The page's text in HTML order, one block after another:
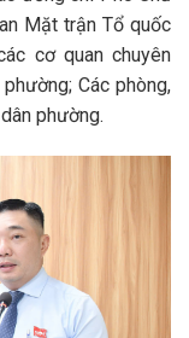
Mặt trận Tổ quốc
cơ quan chuyên
Các phòng,
phường.